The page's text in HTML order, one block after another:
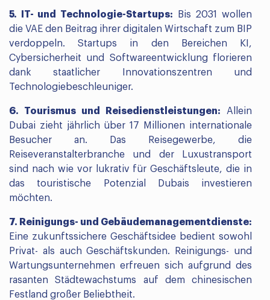
5. IT- und Technologie-Startups: Bis 2031 wollen
die VAE den Beitrag ihrer digitalen Wirtschaft zum BIP
verdoppeln. Startups in den Bereichen KI,
Cybersicherheit und Softwareentwicklung florieren
dank staatlicher Innovationszentren und
Technologiebeschleuniger.
6. Tourismus und Reisedienstleistungen: Allein
Dubai zieht jährlich über 17 Millionen internationale
Besucher an. Das Reisegewerbe, die
Reiseveranstalterbranche und der Luxustransport
sind nach wie vor lukrativ für Geschäftsleute, die in
das touristische Potenzial Dubais investieren
möchten.
7. Reinigungs- und Gebäudemanagementdienste:
Eine zukunftssichere Geschäftsidee bedient sowohl
Privat- als auch Geschäftskunden. Reinigungs- und
Wartungsunternehmen erfreuen sich aufgrund des
rasanten Städtewachstums auf dem chinesischen
Festland großer Beliebtheit.